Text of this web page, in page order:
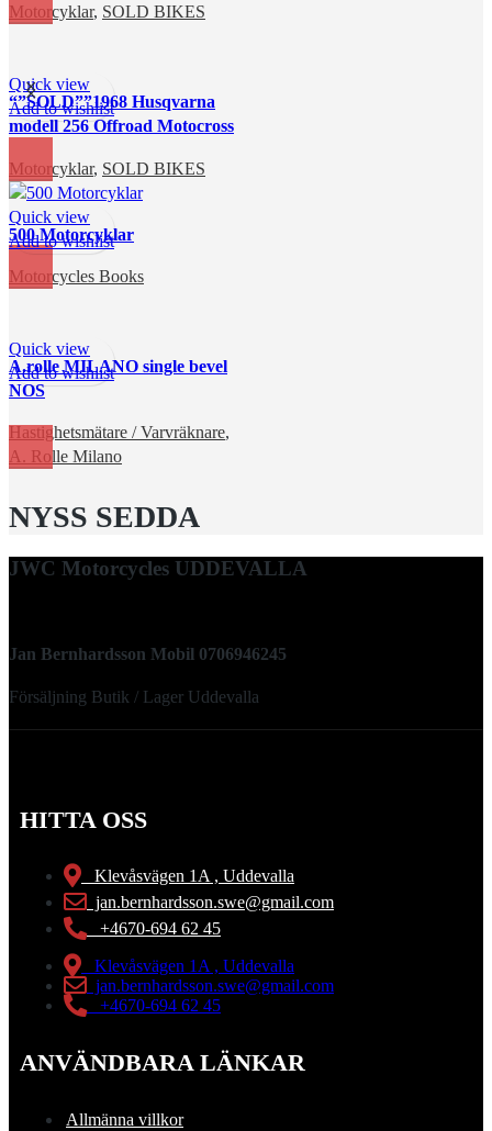
Motorcyklar, SOLD BIKES
Quick view
Add to wishlist
“”SOLD””1968 Husqvarna
modell 256 Offroad Motocross
Motorcyklar, SOLD BIKES
Quick view
Add to wishlist
500 Motorcyklar
Motorcycles Books
Quick view
Add to wishlist
A.rolle MILANO single bevel
NOS
Hastighetsmätare / Varvräknare,
A. Rolle Milano
NYSS SEDDA
JWC Motorcycles UDDEVALLA
Jan Bernhardsson Mobil 0706946245
Försäljning Butik / Lager Uddevalla
HITTA OSS
Klevåsvägen 1A , Uddevalla
jan.bernhardsson.swe@gmail.com
+4670-694 62 45
Klevåsvägen 1A , Uddevalla
jan.bernhardsson.swe@gmail.com
+4670-694 62 45
ANVÄNDBARA LÄNKAR
Allmänna villkor